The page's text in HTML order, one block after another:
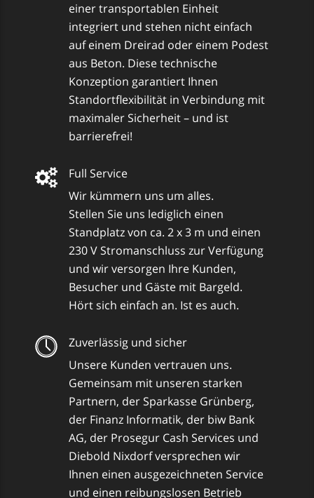
einer transportablen Einheit
integriert und stehen nicht einfach
auf einem Dreirad oder einem Podest
aus Beton. Diese technische
Konzeption garantiert Ihnen
Standortflexibilität in Verbindung mit
maximaler Sicherheit – und ist
barrierefrei!
Full Service
Wir kümmern uns um alles.
Stellen Sie uns lediglich einen
Standplatz von ca. 2 x 3 m und einen
230 V Stromanschluss zur Verfügung
und wir versorgen Ihre Kunden,
Besucher und Gäste mit Bargeld.
Hört sich einfach an. Ist es auch.
Zuverlässig und sicher
Unsere Kunden vertrauen uns.
Gemeinsam mit unseren starken
Partnern, der Sparkasse Grünberg,
der Finanz Informatik, der biw Bank
AG, der Prosegur Cash Services und
Diebold Nixdorf versprechen wir
Ihnen einen ausgezeichneten Service
und einen reibungslosen Betrieb